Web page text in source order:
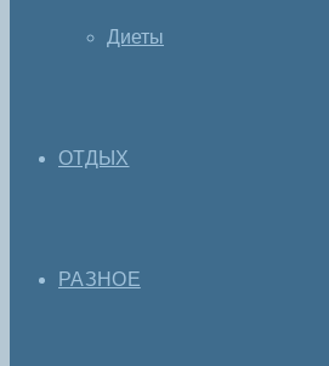
Диеты
ОТДЫХ
РАЗНОЕ